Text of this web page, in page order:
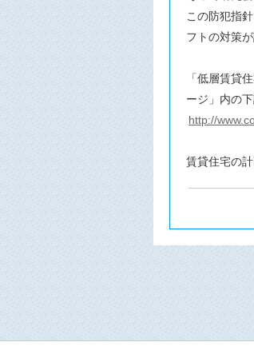
この防犯指
フトの対策
「低層賃貸
ージ」内の
http://
賃貸住宅の